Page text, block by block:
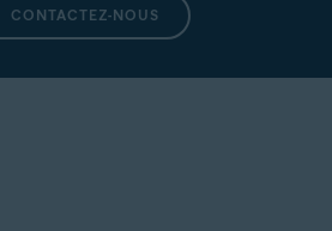
CONTACTEZ-NOUS